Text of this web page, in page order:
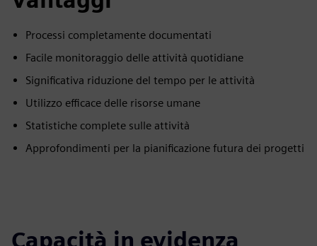
Processi completamente documentati
Facile monitoraggio delle attività quotidiane
Significativa riduzione del tempo per le attività
Utilizzo efficace delle risorse umane
Statistiche complete sulle attività
Approfondimenti per la pianificazione futura dei progetti
Capacità in evidenza